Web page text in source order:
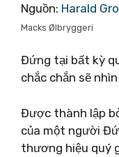
Nguồn: Harald
Macks Ølbryggeri
Đứng tại bất kỳ
chắc chắn sẽ
Được thành lập
của một người
thương hiệu quý